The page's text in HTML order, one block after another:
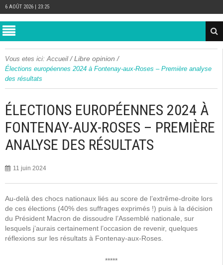
6 AOÛT 2026 | 23:25
Vous etes ici: Accueil /Libre opinion /
Élections européennes 2024 à Fontenay-aux-Roses – Première analyse
des résultats
ÉLECTIONS EUROPÉENNES 2024 À
FONTENAY-AUX-ROSES – PREMIÈRE
ANALYSE DES RÉSULTATS
11 juin 2024
Au-delà des chocs nationaux liés au score de l’extrême-droite lors
de ces élections (40% des suffrages exprimés !) puis à la décision
du Président Macron de dissoudre l’Assemblé nationale, sur
lesquels j’aurais certainement l’occasion de revenir, quelques
réflexions sur les résultats à Fontenay-aux-Roses.
*****